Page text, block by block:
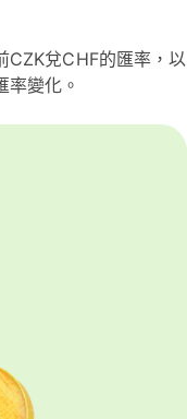
CZK兌CHF的匯率，以
率變化。